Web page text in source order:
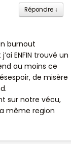
Répondre ↓
burnout
ENFIN trouvé un
au moins ce
de misère
sur notre vécu,
même region